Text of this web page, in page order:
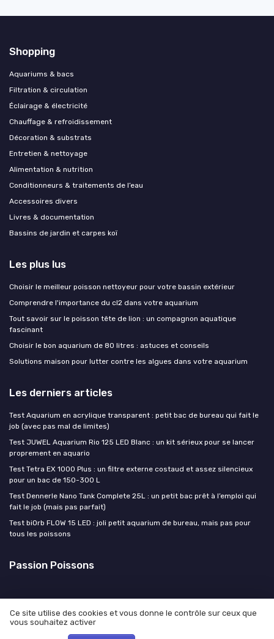
Shopping
Aquariums & bacs
Filtration & circulation
Éclairage & électricité
Chauffage & refroidissement
Décoration & substrats
Entretien & nettoyage
Alimentation & nutrition
Conditionneurs & traitements de l’eau
Accessoires divers
Livres & documentation
Bassins de jardin et carpes koï
Les plus lus
Choisir le meilleur poisson nettoyeur pour votre bassin extérieur
Comprendre l'importance du cl2 dans votre aquarium
Tout savoir sur le poisson tête de lion : un compagnon aquatique
fascinant
Choisir le bon aquarium de 80 litres : astuces et conseils
Solutions maison pour lutter contre les algues dans votre aquarium
Les derniers articles
Test Aquarium en acrylique transparent : petit bac de bureau qui fait le
job (avec pas mal de limites)
Test JUWEL Aquarium Rio 125 LED Blanc : un kit sérieux pour se lancer
proprement en aquario
Test Tetra EX 1000 Plus : un filtre externe costaud et assez silencieux
pour un bac de 150-300 L
Test Dennerle Nano Tank Complete 25L : un petit bac prêt à l’emploi qui
fait le job (mais pas parfait)
Test biOrb FLOW 15 LED : joli petit aquarium de bureau, mais pas pour
tous les poissons
Passion Poissons
Mentions légales
Ce site utilise des cookies et vous donne le contrôle sur ceux que
vous souhaitez activer